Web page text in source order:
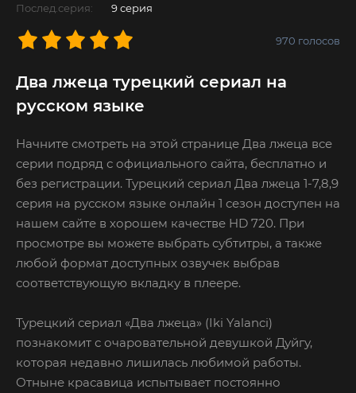
Послед.серия:
9 серия
970 голосов
Два лжеца турецкий сериал на
русском языке
Начните смотреть на этой странице Два лжеца все
серии подряд с официального сайта, бесплатно и
без регистрации. Турецкий сериал Два лжеца 1-7,8,9
серия на русском языке онлайн 1 сезон доступен на
нашем сайте в хорошем качестве HD 720. При
просмотре вы можете выбрать субтитры, а также
любой формат доступных озвучек выбрав
соответствующую вкладку в плеере.
Турецкий сериал «Два лжеца» (Iki Yalanci)
познакомит с очаровательной девушкой Дуйгу,
которая недавно лишилась любимой работы.
Отныне красавица испытывает постоянно